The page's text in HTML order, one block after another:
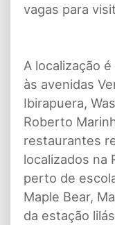
vagas para
A localização
às avenidas
Ibirapuera,
Roberto
restaurantes
localizados na
perto de
Maple Bear,
da estação